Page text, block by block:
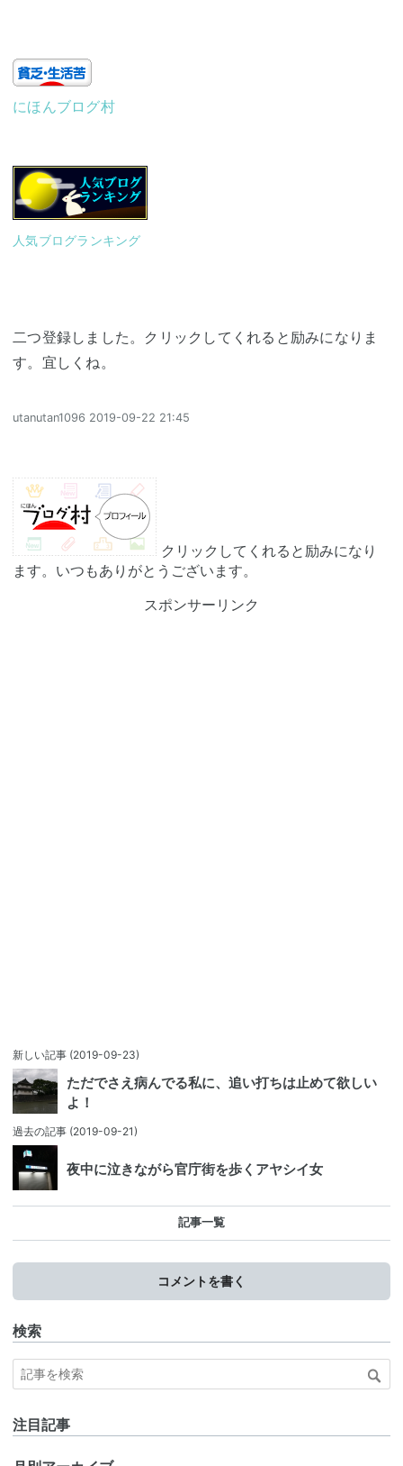
にほんブログ村
人気ブログランキング
二つ登録しました。クリックしてくれると励みになりま
す。宜しくね。
utanutan1096 2019-09-22 21:45
クリックしてくれると励みになり
ます。いつもありがとうございます。
スポンサーリンク
新しい記事 (2019-09-23)
ただでさえ病んでる私に、追い打ちは止めて欲しい
よ！
過去の記事 (2019-09-21)
夜中に泣きながら官庁街を歩くアヤシイ女
記事一覧
コメントを書く
検索
注目記事